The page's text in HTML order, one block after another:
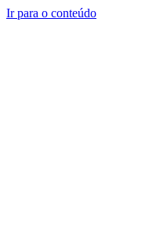
Ir para o conteúdo